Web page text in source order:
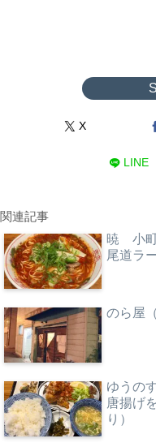
X
LINE
関連記事
暁 小町
尾道ラ
のら屋
ゆうの
唐揚げ
り）